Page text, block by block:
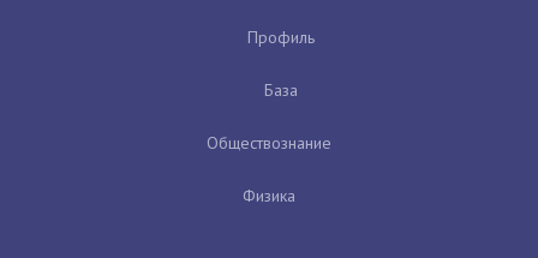
Профиль
База
Обществознание
Физика